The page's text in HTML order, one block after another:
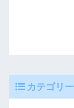
カテゴリー